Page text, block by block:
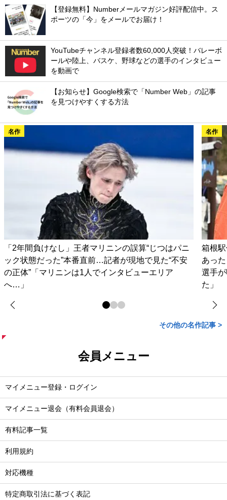
【登録無料】Numberメールマガジン好評配信中。ス
ポーツの「今」をメールでお届け！
YouTubeチャンネル登録者数60,000人突破！バレーボ
ールや陸上、バスケ、野球などの選手のインタビュー
を動画で
【お知らせ】Google検索で「Number Web」の記事
を見つけやすくする方法
名作
「2年間負けなし」王者マリニンの誤算“じつはパニ
ック状態だった”本番直前…記者が現地で見た“不安
の正体”「マリニンは1人でインタビューエリア
へ…」
名作
箱根
あっ
選手
た」
その他の名作記事 >
会員メニュー
マイメニュー登録・ログイン
マイメニュー退会（有料会員退会）
有料記事一覧
利用規約
対応機種
特定商取引法に基づく表記